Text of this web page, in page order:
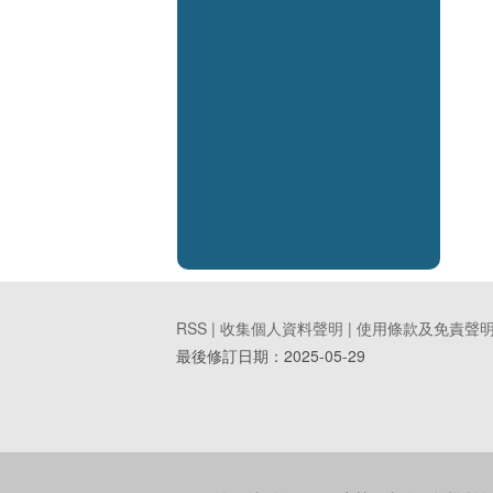
RSS | 收集個人資料聲明 | 使用條款及免責聲明
最後修訂日期： 2025-05-29